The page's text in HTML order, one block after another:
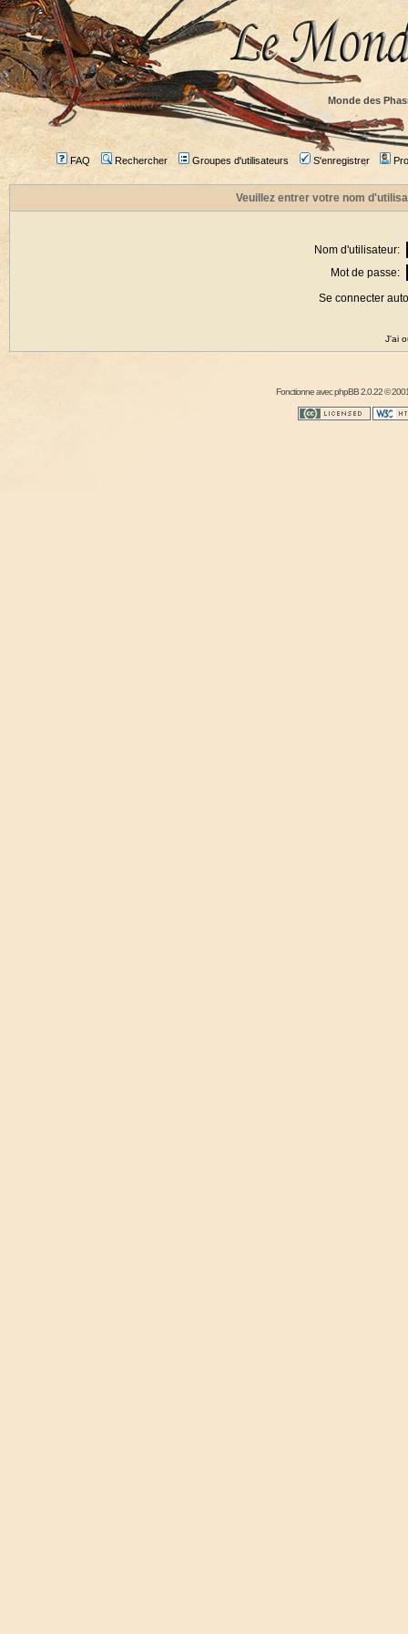
Monde des
FAQ Rechercher Groupes d'utilisateurs S'enregistrer
Veuillez entrer votre nom
Nom d'utilisateur:
Mot de passe:
Se connecter
J'ai
Fonctionne avecphpBB2.0.22 ©